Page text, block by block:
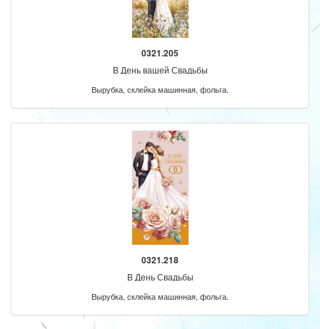
0321.205
В День вашей Свадьбы
Вырубка, склейка машинная, фольга.
0321.218
В День Свадьбы
Вырубка, склейка машинная, фольга.